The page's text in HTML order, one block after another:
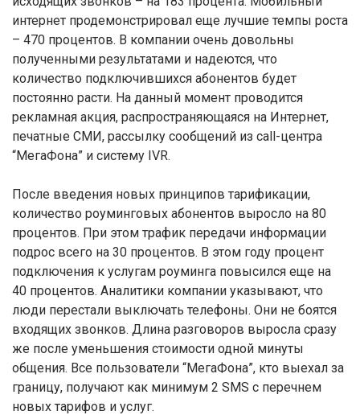
интернет продемонстрировал еще лучшие темпы роста
– 470 процентов. В компании очень довольны
полученными результатами и надеются, что
количество подключившихся абонентов будет
постоянно расти. На данный момент проводится
рекламная акция, распространяющаяся на Интернет,
печатные СМИ, рассылку сообщений из call-центра
“МегаФона” и систему IVR.
После введения новых принципов тарификации,
количество роуминговых абонентов выросло на 80
процентов. При этом трафик передачи информации
подрос всего на 30 процентов. В этом году процент
подключения к услугам роуминга повысился еще на
40 процентов. Аналитики компании указывают, что
люди перестали выключать телефоны. Они не боятся
входящих звонков. Длина разговоров выросла сразу
же после уменьшения стоимости одной минуты
общения. Все пользователи “МегаФона”, кто выехал за
границу, получают как минимум 2 SMS с перечнем
новых тарифов и услуг.